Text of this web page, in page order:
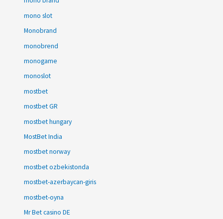
mono slot
Monobrand
monobrend
monogame
monoslot
mostbet
mostbet GR
mostbet hungary
MostBet India
mostbet norway
mostbet ozbekistonda
mostbet-azerbaycan-giris
mostbet-oyna
Mr Bet casino DE